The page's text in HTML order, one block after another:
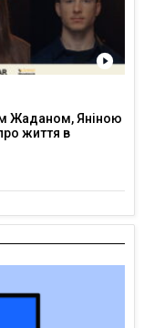
Жаданом, Яніною
життя в